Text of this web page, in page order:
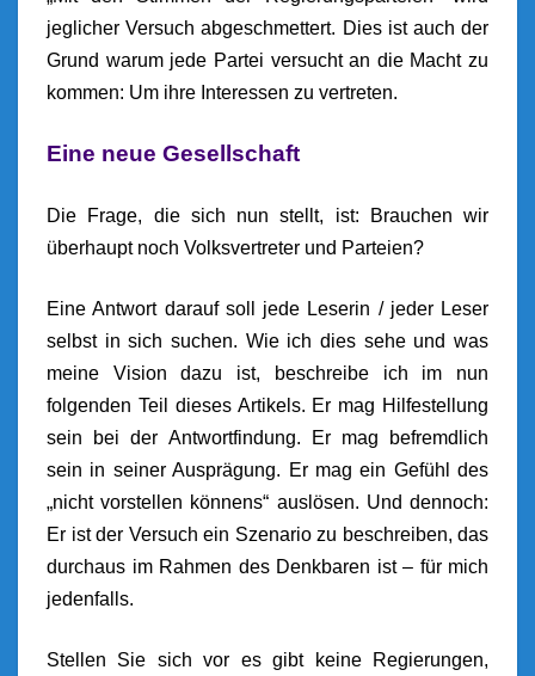
jeglicher Versuch abgeschmettert. Dies ist auch der
Grund warum jede Partei versucht an die Macht zu
kommen: Um ihre Interessen zu vertreten.
Eine neue Gesellschaft
Die Frage, die sich nun stellt, ist: Brauchen wir
überhaupt noch Volksvertreter und Parteien?
Eine Antwort darauf soll jede Leserin / jeder Leser
selbst in sich suchen. Wie ich dies sehe und was
meine Vision dazu ist, beschreibe ich im nun
folgenden Teil dieses Artikels. Er mag Hilfestellung
sein bei der Antwortfindung. Er mag befremdlich
sein in seiner Ausprägung. Er mag ein Gefühl des
„nicht vorstellen könnens“ auslösen. Und dennoch:
Er ist der Versuch ein Szenario zu beschreiben, das
durchaus im Rahmen des Denkbaren ist – für mich
jedenfalls.
Stellen Sie sich vor es gibt keine Regierungen,